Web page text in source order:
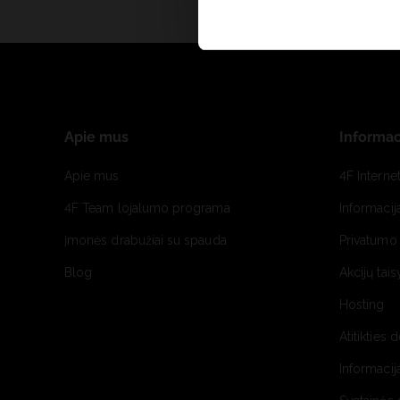
Apie mus
Apie mus
4F Team lojalumo programa
Įmonės drabužiai su spauda
Blog
4F
Akcijų
Hosting
Atitikties